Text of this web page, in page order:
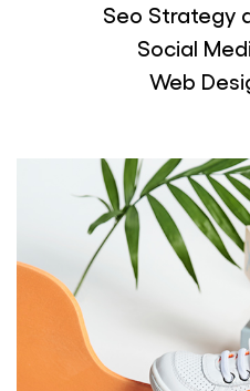
Seo Strategy
Social
Web